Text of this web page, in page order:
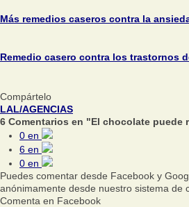
Más remedios caseros contra la
Remedio casero contra los trastornos
Compártelo
LAL/AGENCIAS
6 Comentarios en "El chocolate puede
0 en
6 en
0 en
Puedes comentar desde Facebook y
anónimamente desde nuestro sistema de
Comenta en Facebook